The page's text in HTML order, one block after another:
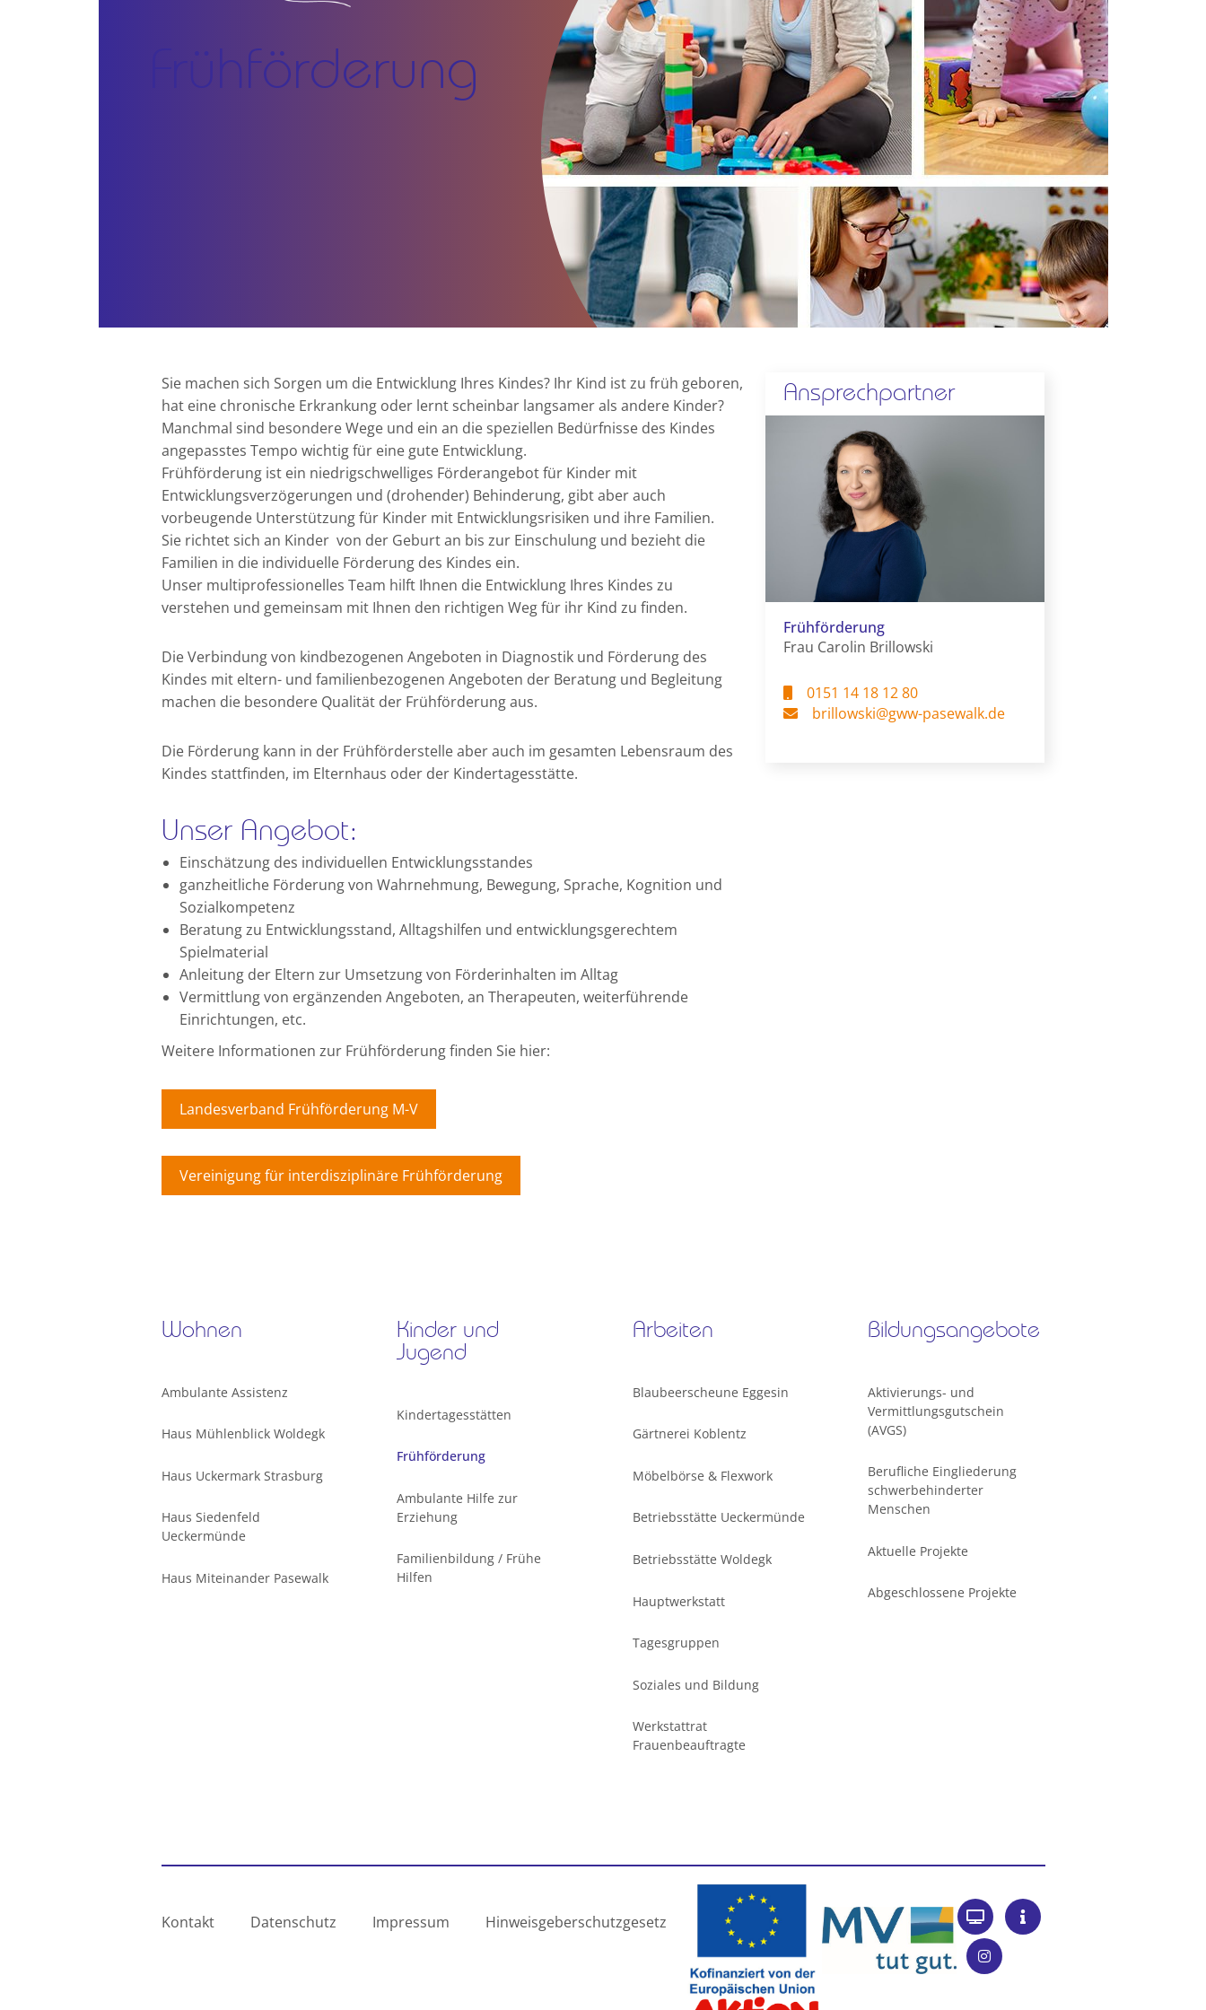
Frühförderung
Sie machen sich Sorgen um die Entwicklung Ihres Kindes? Ihr Kind ist zu früh geboren,
hat eine chronische Erkrankung oder lernt scheinbar langsamer als andere Kinder?
Manchmal sind besondere Wege und ein an die speziellen Bedürfnisse des Kindes
angepasstes Tempo wichtig für eine gute Entwicklung.
Frühförderung ist ein niedrigschwelliges Förderangebot für Kinder mit
Entwicklungsverzögerungen und (drohender) Behinderung, gibt aber auch
vorbeugende Unterstützung für Kinder mit Entwicklungsrisiken und ihre Familien.
Sie richtet sich an Kinder von der Geburt an bis zur Einschulung und bezieht die
Familien in die individuelle Förderung des Kindes ein.
Unser multiprofessionelles Team hilft Ihnen die Entwicklung Ihres Kindes zu
verstehen und gemeinsam mit Ihnen den richtigen Weg für ihr Kind zu finden.
Die Verbindung von kindbezogenen Angeboten in Diagnostik und Förderung des
Kindes mit eltern- und familienbezogenen Angeboten der Beratung und Begleitung
machen die besondere Qualität der Frühförderung aus.
Die Förderung kann in der Frühförderstelle aber auch im gesamten Lebensraum des
Kindes stattfinden, im Elternhaus oder der Kindertagesstätte.
Unser Angebot:
Einschätzung des individuellen Entwicklungsstandes
ganzheitliche Förderung von Wahrnehmung, Bewegung, Sprache, Kognition und
Sozialkompetenz
Beratung zu Entwicklungsstand, Alltagshilfen und entwicklungsgerechtem
Spielmaterial
Anleitung der Eltern zur Umsetzung von Förderinhalten im Alltag
Vermittlung von ergänzenden Angeboten, an Therapeuten, weiterführende
Einrichtungen, etc.
Weitere Informationen zur Frühförderung finden Sie hier:
Landesverband Frühförderung M-V
Vereinigung für interdisziplinäre Frühförderung
Ansprechpartner
Frühförderung
Frau Carolin Brillowski
0151 14 18 12 80
brillowski@gww-pasewalk.de
Wohnen
Ambulante Assistenz
Haus Mühlenblick Woldegk
Haus Uckermark Strasburg
Haus Siedenfeld
Ueckermünde
Haus Miteinander Pasewalk
Kinder und
Jugend
Kindertagesstätten
Frühförderung
Ambulante Hilfe zur
Erziehung
Familienbildung / Frühe
Hilfen
Arbeiten
Blaubeerscheune Eggesin
Gärtnerei Koblentz
Möbelbörse & Flexwork
Betriebsstätte Ueckermünde
Betriebsstätte Woldegk
Hauptwerkstatt
Tagesgruppen
Soziales und Bildung
Werkstattrat
Frauenbeauftragte
Bildungsangebote
Aktivierungs- und
Vermittlungsgutschein
(AVGS)
Berufliche Eingliederung
schwerbehinderter
Menschen
Aktuelle Projekte
Abgeschlossene Projekte
Kontakt Datenschutz Impressum Hinweisgeberschutzgesetz